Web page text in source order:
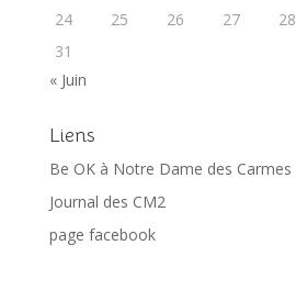
24
25 26 27 28
31
« Juin
Liens
Be OK à Notre Dame des Carmes
Journal des CM2
page facebook